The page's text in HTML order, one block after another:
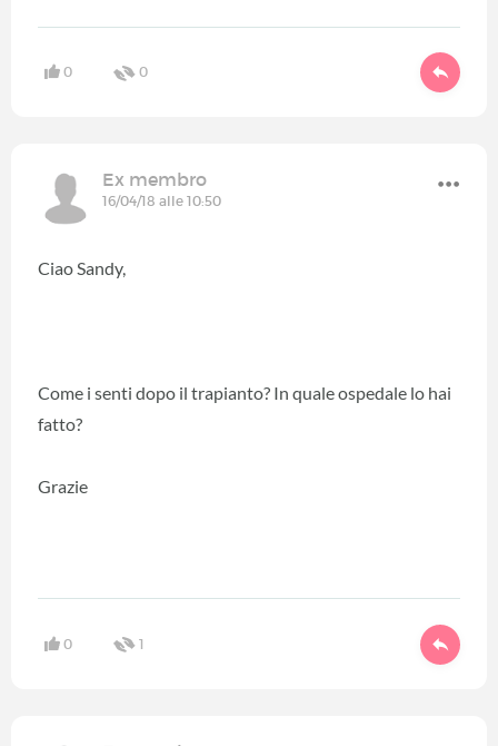
0 0
Ex membro
16/04/18 alle 10:50
Ciao Sandy,
Come i senti dopo il trapianto? In quale ospedale lo hai
fatto?
Grazie
0 1